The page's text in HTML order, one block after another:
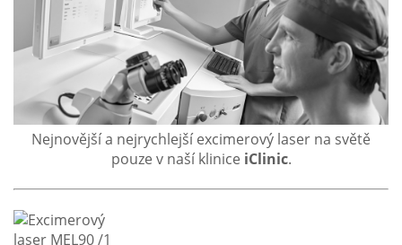
Nejnovější a nejrychlejší excimerový laser na světě
pouze v naší klinice iClinic.